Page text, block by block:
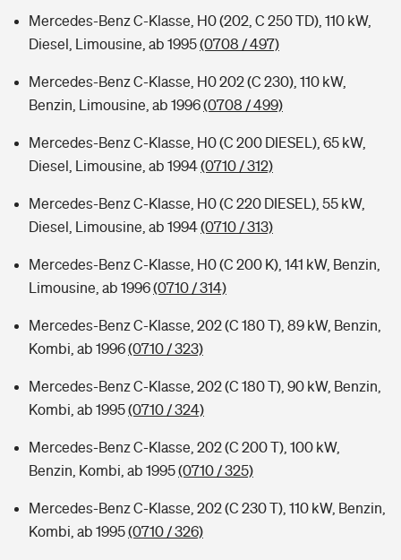
Mercedes-Benz C-Klasse, H0 (202, C 250 TD), 110 kW,
Diesel, Limousine, ab 1995(0708 / 497)
Mercedes-Benz C-Klasse, H0 202 (C 230), 110 kW,
Benzin, Limousine, ab 1996(0708 / 499)
Mercedes-Benz C-Klasse, H0 (C 200 DIESEL), 65 kW,
Diesel, Limousine, ab 1994(0710 / 312)
Mercedes-Benz C-Klasse, H0 (C 220 DIESEL), 55 kW,
Diesel, Limousine, ab 1994(0710 / 313)
Mercedes-Benz C-Klasse, H0 (C 200 K), 141 kW, Benzin,
Limousine, ab 1996(0710 / 314)
Mercedes-Benz C-Klasse, 202 (C 180 T), 89 kW, Benzin,
Kombi, ab 1996(0710 / 323)
Mercedes-Benz C-Klasse, 202 (C 180 T), 90 kW, Benzin,
Kombi, ab 1995(0710 / 324)
Mercedes-Benz C-Klasse, 202 (C 200 T), 100 kW,
Benzin, Kombi, ab 1995(0710 / 325)
Mercedes-Benz C-Klasse, 202 (C 230 T), 110 kW, Benzin,
Kombi, ab 1995(0710 / 326)